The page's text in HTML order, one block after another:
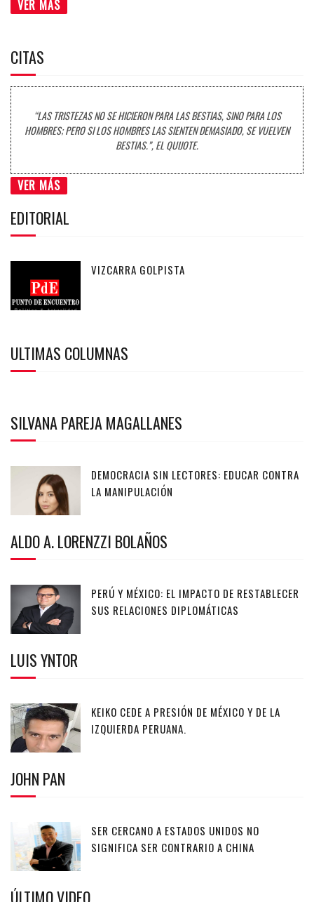
VER MÁS
CITAS
“LAS TRISTEZAS NO SE HICIERON PARA LAS BESTIAS, SINO PARA LOS
HOMBRES; PERO SI LOS HOMBRES LAS SIENTEN DEMASIADO, SE VUELVEN
BESTIAS.”, EL QUIJOTE.
VER MÁS
EDITORIAL
VIZCARRA GOLPISTA
ULTIMAS COLUMNAS
SILVANA PAREJA MAGALLANES
DEMOCRACIA SIN LECTORES: EDUCAR CONTRA
LA MANIPULACIÓN
ALDO A. LORENZZI BOLAÑOS
PERÚ Y MÉXICO: EL IMPACTO DE RESTABLECER
SUS RELACIONES DIPLOMÁTICAS
LUIS YNTOR
KEIKO CEDE A PRESIÓN DE MÉXICO Y DE LA
IZQUIERDA PERUANA.
JOHN PAN
SER CERCANO A ESTADOS UNIDOS NO
SIGNIFICA SER CONTRARIO A CHINA
ÚLTIMO VIDEO